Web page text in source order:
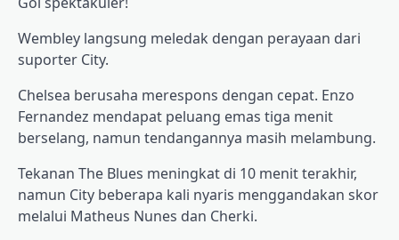
Wembley langsung meledak dengan perayaan dari
suporter City.
Chelsea berusaha merespons dengan cepat. Enzo
Fernandez mendapat peluang emas tiga menit
berselang, namun tendangannya masih melambung.
Tekanan The Blues meningkat di 10 menit terakhir,
namun City beberapa kali nyaris menggandakan skor
melalui Matheus Nunes dan Cherki.